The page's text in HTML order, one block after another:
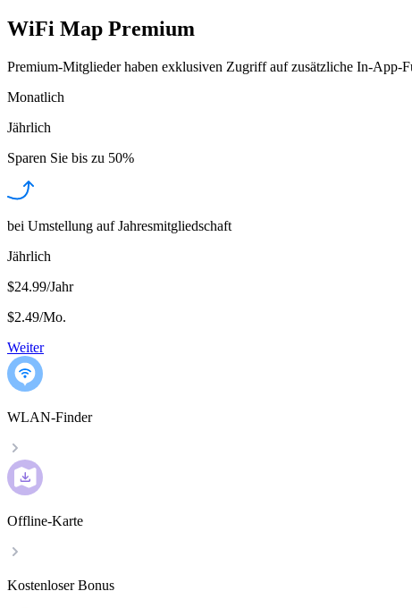
WiFi Map Premium
Premium-Mitglieder haben exklusiven Zugriff auf zusätzliche In-App-
Monatlich
Jährlich
Sparen Sie bis zu 50%
bei Umstellung auf Jahresmitgliedschaft
Jährlich
$24.99/Jahr
$2.49/Mo.
Weiter
WLAN-Finder
Offline-Karte
Kostenloser Bonus